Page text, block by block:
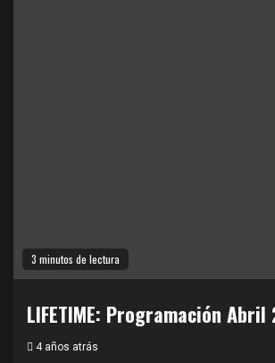
3 minutos de lectura
LIFETIME: Programación Abril
4 años atrás